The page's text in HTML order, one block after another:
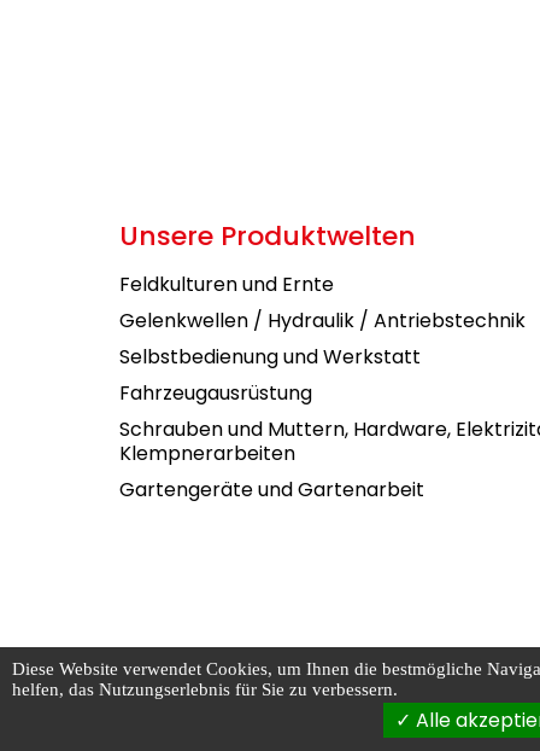
Unsere Produktwelten
Feldkulturen und Ernte
Gelenkwellen / Hydraulik / Antriebstechnik
Selbstbedienung und Werkstatt
Fahrzeugausrüstung
Schrauben und Muttern, Hardware,
Klempnerarbeiten
Gartengeräte und Gartenarbeit
FOURNIAL ©
Diese Website verwendet Cookies, um Ihnen die bestmögliche
helfen, das Nutzungserlebnis für Sie zu verbessern.
Alle